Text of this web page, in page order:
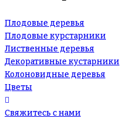
Плодовые деревья
Плодовые курстарники
Лиственные деревья
Декоративные кустарники
Колоновидные деревья
Цветы
Свяжитесь с нами